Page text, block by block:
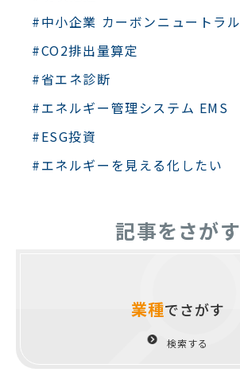
#中小企業 カーボンニュートラル
#CO2排出量算定
#省エネ診断
#エネルギー管理システム EMS
#ESG投資
#エネルギーを見える化したい
記事をさがす
業種でさがす
検索する